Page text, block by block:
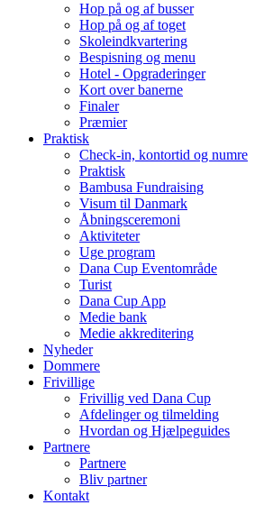
Hop på og af busser
Hop på og af toget
Skoleindkvartering
Bespisning og menu
Hotel - Opgraderinger
Kort over banerne
Finaler
Præmier
Praktisk
Check-in, kontortid og numre
Praktisk
Bambusa Fundraising
Visum til Danmark
Åbningsceremoni
Aktiviteter
Uge program
Dana Cup Eventområde
Turist
Dana Cup App
Medie bank
Medie akkreditering
Nyheder
Dommere
Frivillige
Frivillig ved Dana Cup
Afdelinger og tilmelding
Hvordan og Hjælpeguides
Partnere
Partnere
Bliv partner
Kontakt